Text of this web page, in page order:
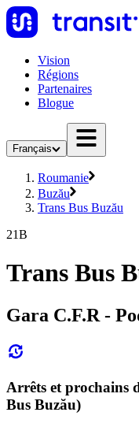
Vision
Régions
Partenaires
Blogue
Français
Roumanie
Buzău
Trans Bus Buzău
21B
Trans Bus
Gara C.F.R -
Arrêts et prochains
Bus Buzău)